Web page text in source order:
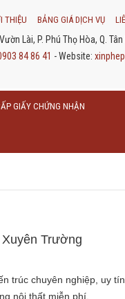
Lài, P. Phú Thọ Hòa, Q. Tân
84 86 41 - Website:
THIỆU BẢNG GIÁ DỊCH VỤ
GIẤY CHỨNG NHẬN
Trường
trúc chuyên nghiệp, uy
nội thất miễn phí.